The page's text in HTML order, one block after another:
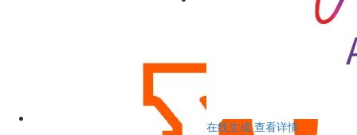
在线生成 查看详情